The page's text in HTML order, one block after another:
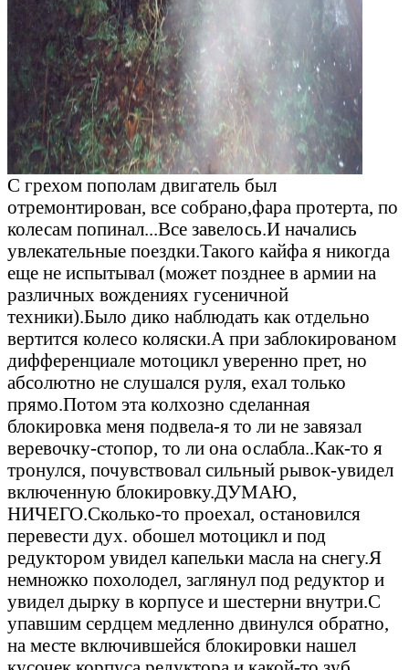
С грехом пополам двигатель был
отремонтирован, все собрано,фара протерта, по
колесам попинал...Все завелось.И начались
увлекательные поездки.Такого кайфа я никогда
еще не испытывал (может позднее в армии на
различных вождениях гусеничной
техники).Было дико наблюдать как отдельно
вертится колесо коляски.А при заблокированом
дифференциале мотоцикл уверенно прет, но
абсолютно не слушался руля, ехал только
прямо.Потом эта колхозно сделанная
блокировка меня подвела-я то ли не завязал
веревочку-стопор, то ли она ослабла..Как-то я
тронулся, почувствовал сильный рывок-увидел
включенную блокировку.ДУМАЮ,
НИЧЕГО.Сколько-то проехал, остановился
перевести дух. обошел мотоцикл и под
редуктором увидел капельки масла на снегу.Я
немножко похолодел, заглянул под редуктор и
увидел дырку в корпусе и шестерни внутри.С
упавшим сердцем медленно двинулся обратно,
на месте включившейся блокировки нашел